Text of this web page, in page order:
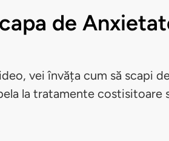
de
vei învăța cum să scapi
la tratamente costisitoare